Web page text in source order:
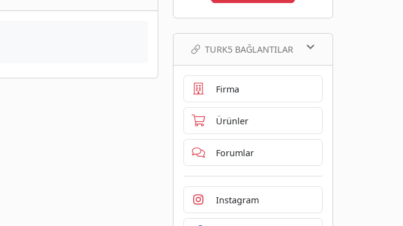
TURK5 BAĞLANTILAR
Firma
Ürünler
Forumlar
Instagram